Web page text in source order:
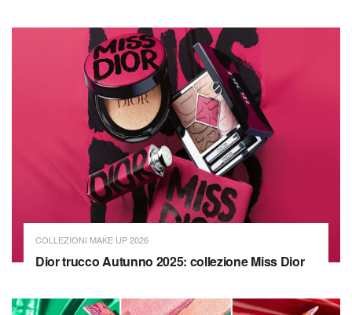
COLLEZIONI MAKE UP 2026
Dior trucco Autunno 2025: collezione Miss Dior